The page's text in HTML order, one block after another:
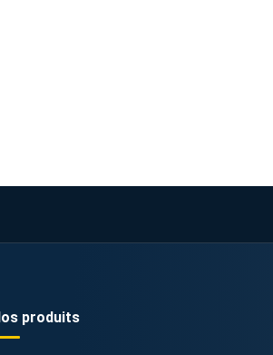
produits